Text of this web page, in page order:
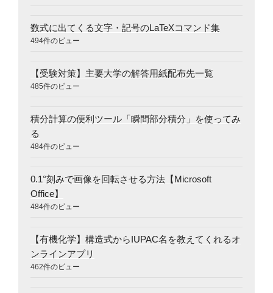
数式に出てくる文字・記号のLaTeXコマンド集
494件のビュー
【受験対策】主要大学の解答用紙配布先一覧
485件のビュー
積分計算の便利ツール「瞬間部分積分」を使ってみ
る
484件のビュー
0.1°刻みで画像を回転させる方法【Microsoft
Office】
484件のビュー
【有機化学】構造式からIUPAC名を教えてくれるオ
ンラインアプリ
462件のビュー